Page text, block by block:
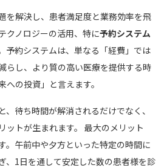
を解決し、患者満足度と業務効率を飛
クノロジーの活用、特に予約システム
予約システムは、単なる「経費」では
らし、より質の高い医療を提供する時
の投資」と言えます。
待ち時間が解消されるだけでなく、
ットが生まれます。 最大のメリット
。午前中や夕方といった特定の時間に
、1日を通して安定した数の患者様を診